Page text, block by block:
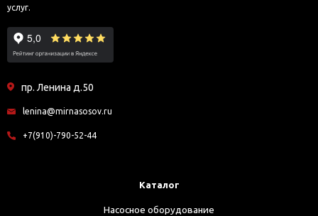
услуг.
пр. Ленина д.50
lenina@mirnasosov.ru
+7(910)-790-52-44
Каталог
Насосное оборудование